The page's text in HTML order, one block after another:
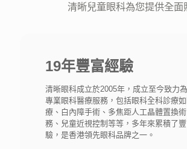
清晰兒童眼科為您提供全面
19年豐富經驗
清晰眼科成立於2005年，成立至今致力
專業眼科醫療服務，包括眼科全科診療
療、白內障手術、多焦距人工晶體置換
務、兒童近視控制等等，多年來累積了
驗，是香港領先眼科品牌之一。